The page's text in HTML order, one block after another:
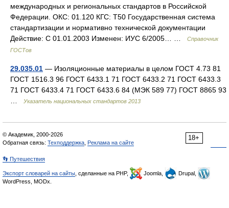
международных и региональных стандартов в Российской
Федерации. ОКС: 01.120 КГС: Т50 Государственная система
стандартизации и нормативно технической документации
Действие: С 01.01.2003 Изменен: ИУС 6/2005… …
Справочник
ГОСТов
29.035.01 — Изоляционные материалы в целом ГОСТ 4.73 81
ГОСТ 1516.3 96 ГОСТ 6433.1 71 ГОСТ 6433.2 71 ГОСТ 6433.3
71 ГОСТ 6433.4 71 ГОСТ 6433.6 84 (МЭК 589 77) ГОСТ 8865 93
Указатель национальных стандартов 2013
18+
© Академик, 2000-2026
Обратная связь: Техподдержка Реклама на сайте
👣 Путешествия
Экспорт словарей на сайты , сделанные на PHP, Joomla,
Drupal,
WordPress, MODx.